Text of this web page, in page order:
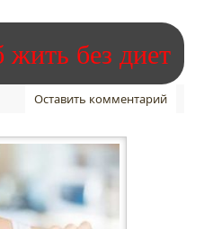
без диет
Оставить комментарий